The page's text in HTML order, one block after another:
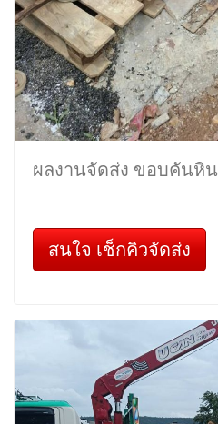
ผลงานจัดส่ง ขอบคันหิน
สนใจ เช็กคิวจัดส่ง